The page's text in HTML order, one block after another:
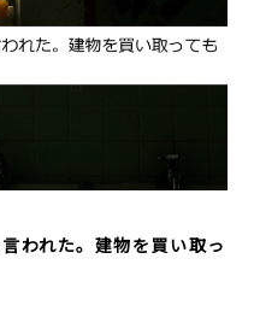
われた。建物を買い取っ